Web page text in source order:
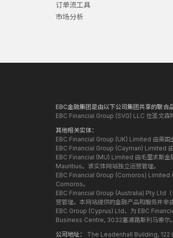
订单流工具
市场分析
EBC金融集团是由以下公司集团共享的联合
EBC Financial Group (SVG) LLC 在圣文森
其他相关实体：
EBC Financial Group (UK) Limited 由英国
EBC Financial Group (Cayman) Limited
EBC Financial (MU) Limited 由毛里求斯
Mauritius。该实体网站独立运营管理。
EBC Financial Group (Comoros) Limited
Comoros。
EBC Financial Group (Australia) Pty Ltd
营管理。本网站提供的金融产品和服务并非
EBC Group (Cyprus) Ltd，为 EBC
Business Centre, 3032塞浦路斯利马索尔。
公司地址：
The Leadenhall Building, 122